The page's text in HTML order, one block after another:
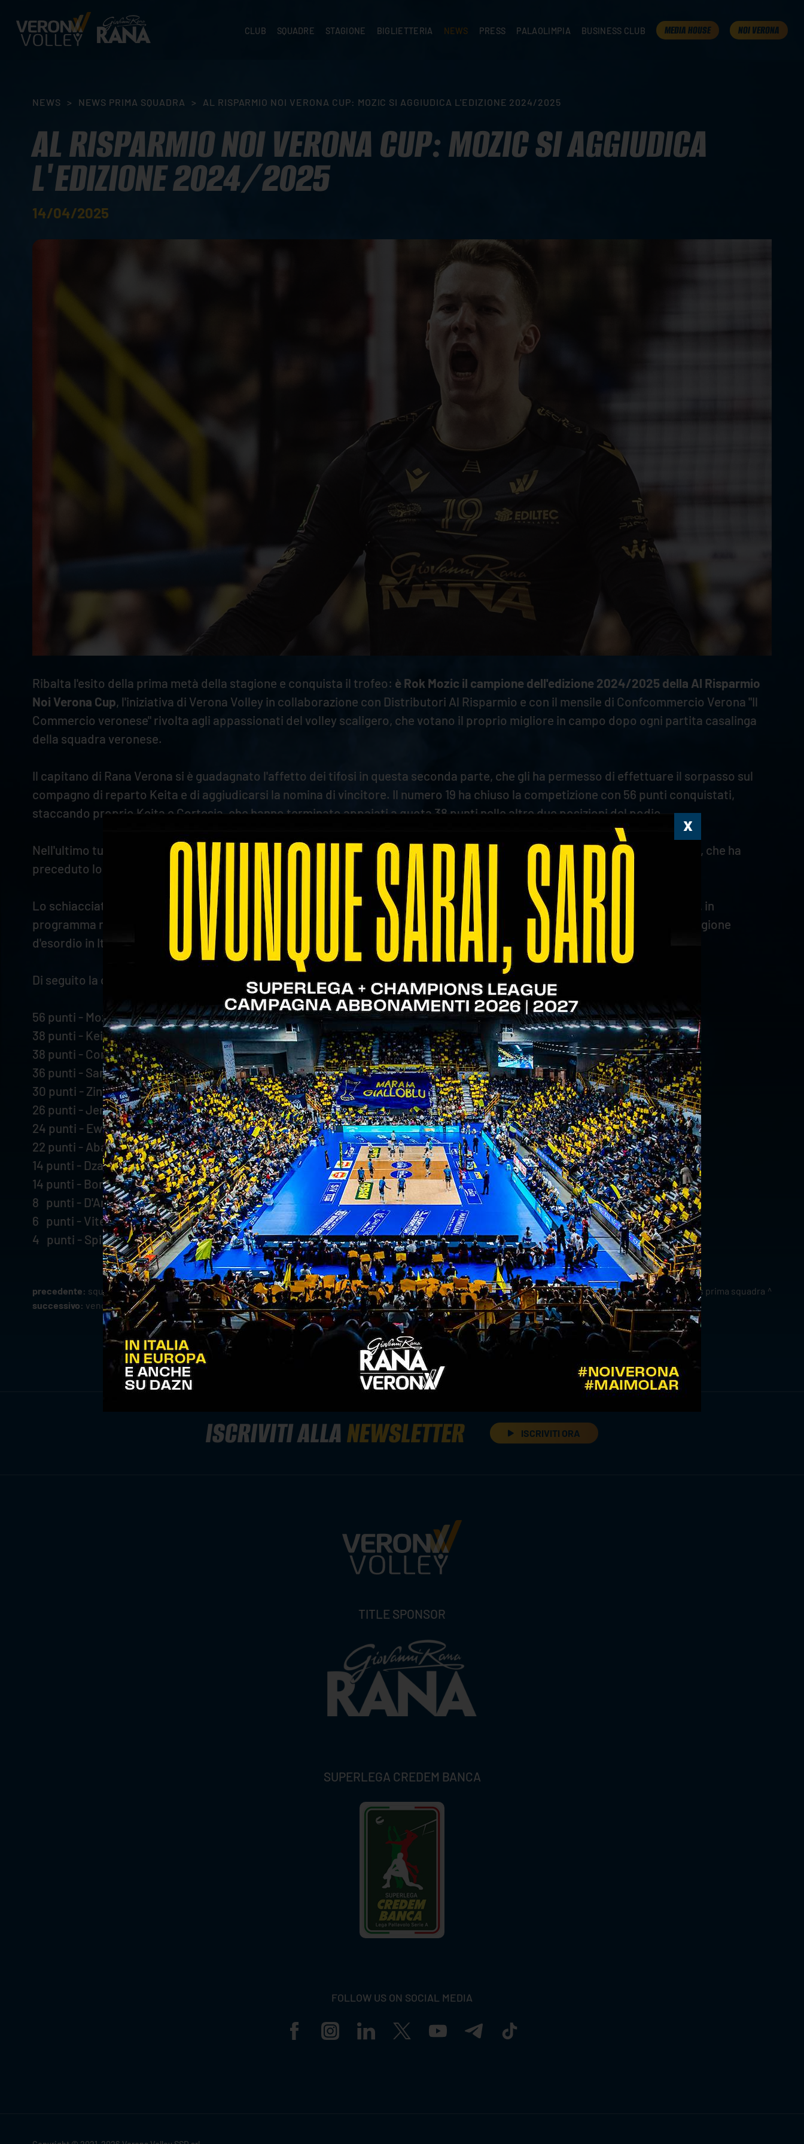
CLUB
CONTATTACI
SQUADRE
SETTORE GIOVANILE
STAGIONE
CAMP
BIGLIETTERIA NEWS PRESS PALAOLIMPIA
KIDS ROOM
BUSINESS CLUB MEDIA HOUSE NOI VERONA
NEWS > NEWS PRIMA SQUADRA > AL RISPARMIO NOI VERONA CUP: MOZIC SI AGGIUDICA L'EDIZIONE 2024/2025
AL RISPARMIO NOI VERONA CUP: MOZIC SI AGGIUDICA
L'EDIZIONE 2024/2025
14/04/2025
Ribalta l'esito della prima metà della stagione e conquista il trofeo: è Rok Mozic il campione dell'edizione 2024/2025 della Al Risparmio
Noi Verona Cup, l'iniziativa di Verona Volley in collaborazione con Distributori Al Risparmio e con il mensile di Confcommercio Verona "Il
Commercio veronese" rivolta agli appassionati del volley scaligero, che votano il proprio migliore in campo dopo ogni partita casalinga
della squadra veronese.
Il capitano di Rana Verona si è guadagnato l'affetto dei tifosi in questa seconda parte, che gli ha permesso di effettuare il sorpasso sul
compagno di reparto Keita e di aggiudicarsi la nomina di vincitore. Il numero 19 ha chiuso la competizione con 56 punti conquistati,
staccando proprio Keita e Cortesia, che hanno terminato appaiati a quota 38 punti nelle altre due posizioni del podio.
Nell'ultimo turno dell'iniziativa, invece, il verdetto dei tifosi ha confermato quello del campo, consegnando la vittoria a Ewert, che ha
preceduto lo stesso Mozic e Cortesia.
Lo schiacciatore sloveno riceverà il Trofeo Confcommercio Verona in occasione della prossima gara interna di Rana Verona, in
programma mercoledì 23 aprile alle ore 20.00 contro la Valsa Group Modena. Premio che aveva già conquistato nella sua stagione
d'esordio in Italia nel 2021/2022, quando rimase in testa dall'inizio alla fine.
Di seguito la classifica finale:
56 punti - Mozic
38 punti - Keita
38 punti - Cortesia
36 punti - Sani
30 punti - Zingel
26 punti - Jensen
24 punti - Ewert
22 punti - Abaev
14 punti - Dzavoronok
14 punti - Bonisoli
8 punti - D'Amico
6 punti - Vitelli
4 punti - Spirito
precedente: squadra già al lavoro verso il sabato di pasqua in casa di grottazzolina
successivo: vendite aperte per rana verona-modena di mercoledì 23 aprile
news prima squadra
ISCRIVITI ALLANEWSLETTER ISCRIVITI ORA
TITLE SPONSOR
SUPERLEGA CREDEM BANCA
FOLLOW US ON SOCIAL MEDIA